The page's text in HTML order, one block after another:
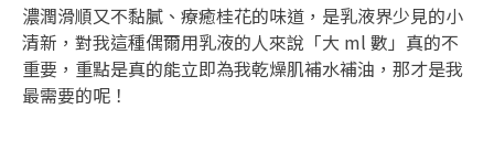
濃潤滑順又不黏膩、療癒桂花的味道，是乳液界少見的小
清新，對我這種偶爾用乳液的人來說「大 ml 數」真的不
重要，重點是真的能立即為我乾燥肌補水補油，那才是我
最需要的呢！